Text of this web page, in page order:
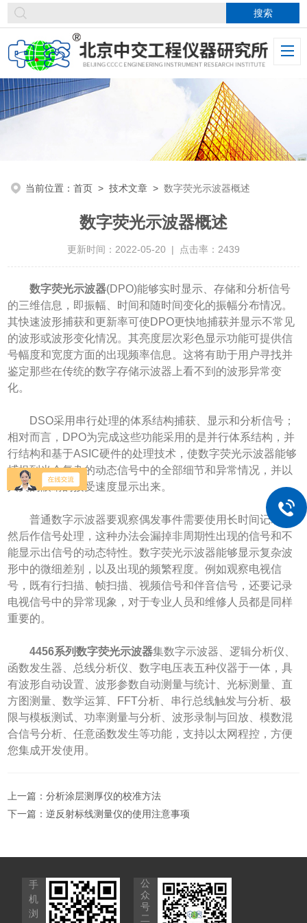
当前位置：首页 >技术文章 >数字荧光示波器概述
数字荧光示波器概述
更新时间：2022-05-20 | 点击率：2439
数字荧光示波器(DPO)能够实时显示、存储和分析信号
的三维信息，即振幅、时间和随时间变化的振幅分布情况。
其快速波形捕获和更新率可使DPO更快地捕获并显示不常见
的波形或波形变化情况。其亮度层次彩色显示功能可提供信
号幅度和宽度方面的出现频率信息。这将有助于用户寻找并
鉴定那些在传统的数字存储示波器上看不到的波形异常变
化。
DSO采用串行处理的体系结构捕获、显示和分析信号；
相对而言，DPO为完成这些功能采用的是并行体系结构，并
行结构和基于ASIC硬件的处理技术，使数字荧光示波器能够
捕捉到当今复杂的动态信号中的全部细节和异常情况，并以
人类的眼睛的接受速度显示出来。
普通数字示波器要观察偶发事件需要使用长时间记录，
然后作信号处理，这种办法会漏掉非周期性出现的信号和不
能显示出信号的动态特性。数字荧光示波器能够显示复杂波
形中的微细差别，以及出现的频繁程度。例如观察电视信
号，既有行扫描、帧扫描、视频信号和伴音信号，还要记录
电视信号中的异常现象，对于专业人员和维修人员都是同样
重要的。
4456系列数字荧光示波器集数字示波器、逻辑分析仪、
函数发生器、总线分析仪、数字电压表五种仪器于一体，具
有波形自动设置、波形参数自动测量与统计、光标测量、直
方图测量、数学运算、FFT分析、串行总线触发与分析、极
限与模板测试、功率测量与分析、波形录制与回放、模数混
合信号分析、任意函数发生等功能，支持以太网程控，方便
您集成开发使用。
上一篇：分析涂层测厚仪的校准方法
下一篇：逆反射标线测量仪的使用注意事项
手
机
浏
公
众
号
二